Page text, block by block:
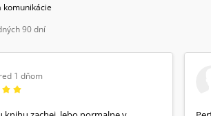
komunikácie
90 dní
1 dňom